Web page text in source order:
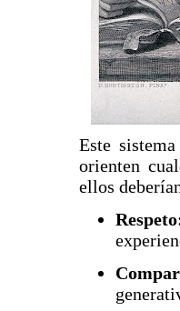
Este
orienten
ellos